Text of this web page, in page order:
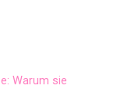
Warum sie